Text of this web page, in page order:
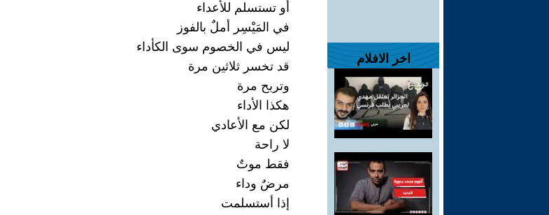
اخر الافلام
أو تستسلم للأعداء
في المَيْسِر أملٌ بالفوز
ليس في الخصوم سوى الكأداء
قد تخسر ثلاثين مرة
وتربح مرة
هكذا الأداء
لكن مع الأعادي
لا راحة
فقط موتٌ
مرضٌ وداء
إذا أستسلمت